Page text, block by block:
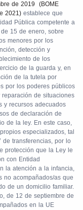
de 2019
(BOME
2021) establece que
Pública competente a
15 de enero, sobre
menores por los
detección y
de los
de la guarda y, en
de la tutela por
por los poderes públicos
de situaciones
y recursos adecuados
de declaración de
de la ley. En este caso,
especializados, tal
transferencias, por lo
protección que la Ley le
con Entidad
la atención a la infancia,
no acompañados/as que
de un domicilio familiar.
de 12 de septiembre de
en la UE